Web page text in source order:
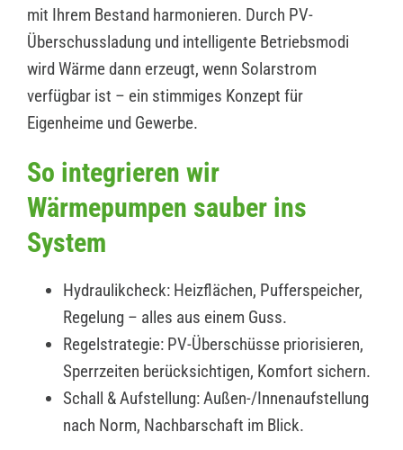
mit Ihrem Bestand harmonieren. Durch PV-
Überschussladung und intelligente Betriebsmodi
wird Wärme dann erzeugt, wenn Solarstrom
verfügbar ist – ein stimmiges Konzept für
Eigenheime und Gewerbe.
So integrieren wir
Wärmepumpen sauber ins
System
Hydraulikcheck: Heizflächen, Pufferspeicher,
Regelung – alles aus einem Guss.
Regelstrategie: PV-Überschüsse priorisieren,
Sperrzeiten berücksichtigen, Komfort sichern.
Schall & Aufstellung: Außen-/Innenaufstellung
nach Norm, Nachbarschaft im Blick.